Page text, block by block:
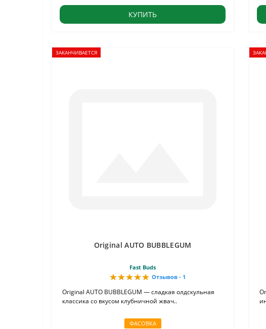
КУПИТЬ
ЗАКАНЧИВАЕТСЯ
Original AUTO BUBBLEGUM
Fast Buds
Отзывов - 1
Original AUTO BUBBLEGUM — сладкая олдскульная
классика со вкусом клубничной жвач..
ФАСОВКА